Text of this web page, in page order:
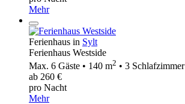
Mehr
Ferienhaus in Sylt
Ferienhaus Westside
Max. 6 Gäste • 140 m2 • 3 Schlafzimmer
ab 260 €
pro Nacht
Mehr